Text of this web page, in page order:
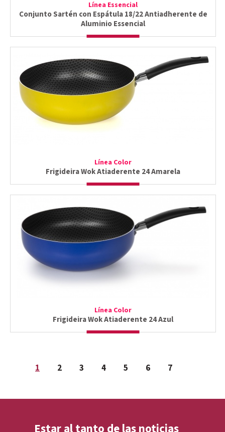
Línea Essencial
Conjunto Sartén con Espátula 18/22 Antiadherente de
Aluminio Essencial
Línea Color
Frigideira Wok Atiaderente 24 Amarela
Línea Color
Frigideira Wok Atiaderente 24 Azul
1 2 3 4 5 6 7
Estar al tanto de las noticias